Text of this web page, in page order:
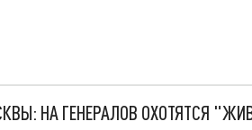
НА ГЕНЕРАЛОВ ОХОТЯТСЯ